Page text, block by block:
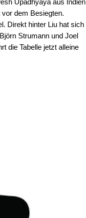
dem Besiegten.
Direkt hinter Liu hat sich
Strumann und Joel
die Tabelle jetzt alleine